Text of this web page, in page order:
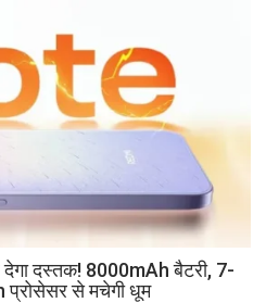
कर
तारीख,
और
व्रत
का
महत्व
दस्तक! 8000mAh बैटरी, 7-
से मचेगी धूम